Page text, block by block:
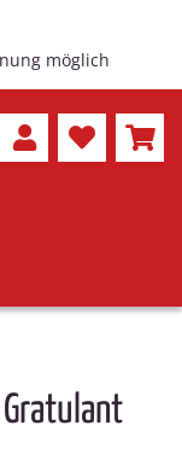
möglich